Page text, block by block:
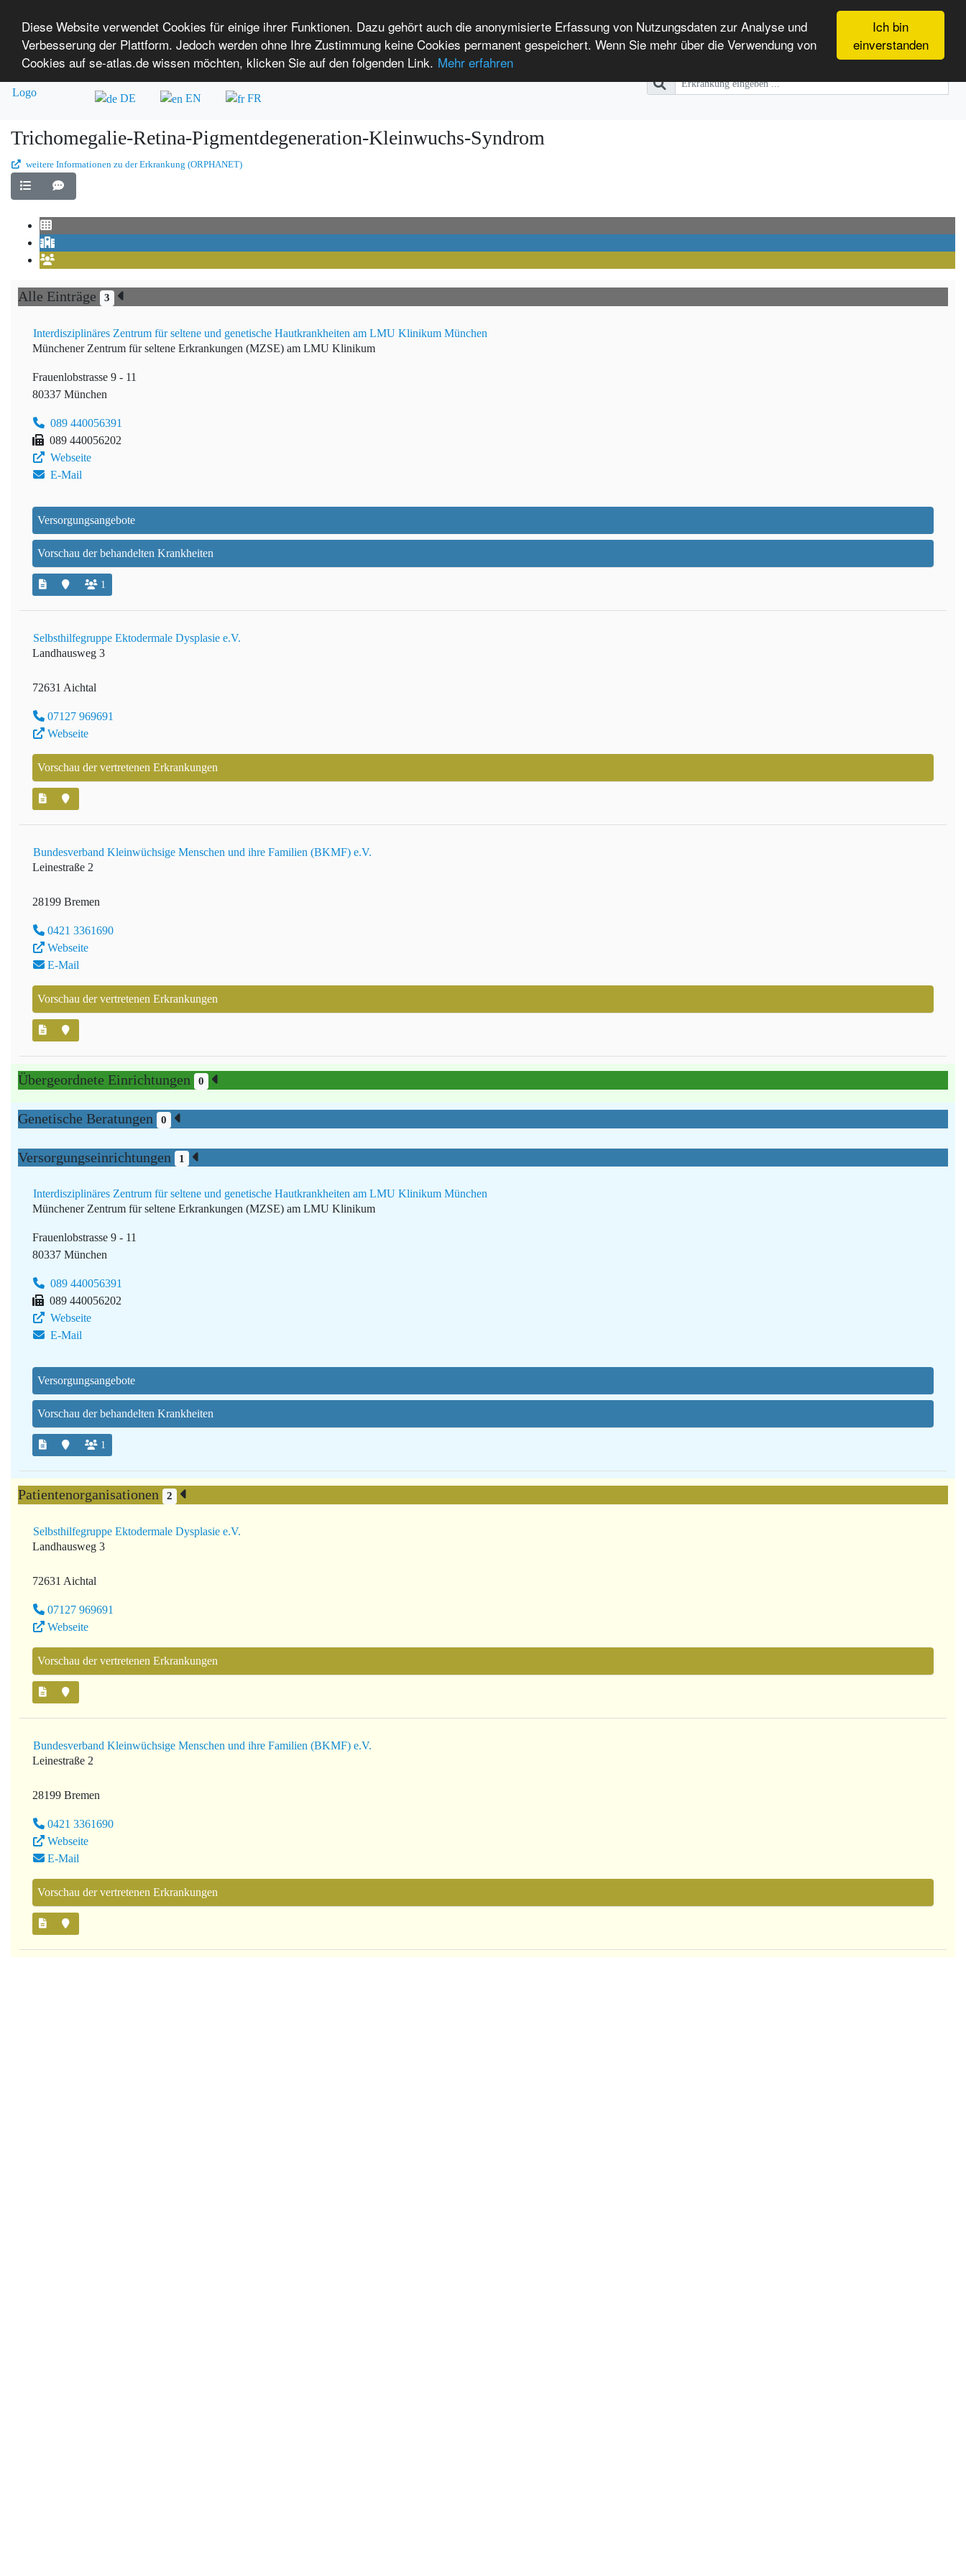
Ich bin
einverstanden
Diese Website verwendet Cookies für einige ihrer Funktionen. Dazu gehört auch die anonymisierte Erfassung von Nutzungsdaten zur Analyse und
Verbesserung der Plattform. Jedoch werden ohne Ihre Zustimmung keine Cookies permanent gespeichert. Wenn Sie mehr über die Verwendung von
Cookies auf se-atlas.de wissen möchten, klicken Sie auf den folgenden Link. Mehr erfahren
SE-ATLAS
Versorgungsatlas für Menschen mit seltenen Erkrankungen
Überblick über Einrichtungen Über uns Anmelden Leichte Sprache International Patients
DE EN FR
Trichomegalie-Retina-Pigmentdegeneration-Kleinwuchs-Syndrom
weitere Informationen zu der Erkrankung (ORPHANET)
Alle Einträge 3
Interdisziplinäres Zentrum für seltene und genetische Hautkrankheiten am LMU Klinikum München
Münchener Zentrum für seltene Erkrankungen (MZSE) am LMU Klinikum
Frauenlobstrasse 9 - 11
80337 München
089 440056391
089 440056202
Webseite
E-Mail
Versorgungsangebote
Vorschau der behandelten Krankheiten
1
Selbsthilfegruppe Ektodermale Dysplasie e.V.
Landhausweg 3
72631 Aichtal
07127 969691
Webseite
Vorschau der vertretenen Erkrankungen
Bundesverband Kleinwüchsige Menschen und ihre Familien (BKMF) e.V.
Leinestraße 2
28199 Bremen
0421 3361690
Webseite
E-Mail
Vorschau der vertretenen Erkrankungen
Übergeordnete Einrichtungen 0
Genetische Beratungen 0
Versorgungseinrichtungen 1
Interdisziplinäres Zentrum für seltene und genetische Hautkrankheiten am LMU Klinikum München
Münchener Zentrum für seltene Erkrankungen (MZSE) am LMU Klinikum
Frauenlobstrasse 9 - 11
80337 München
089 440056391
089 440056202
Webseite
E-Mail
Versorgungsangebote
Vorschau der behandelten Krankheiten
1
Patientenorganisationen 2
Selbsthilfegruppe Ektodermale Dysplasie e.V.
Landhausweg 3
72631 Aichtal
07127 969691
Webseite
Vorschau der vertretenen Erkrankungen
Bundesverband Kleinwüchsige Menschen und ihre Familien (BKMF) e.V.
Leinestraße 2
28199 Bremen
0421 3361690
Webseite
E-Mail
Vorschau der vertretenen Erkrankungen